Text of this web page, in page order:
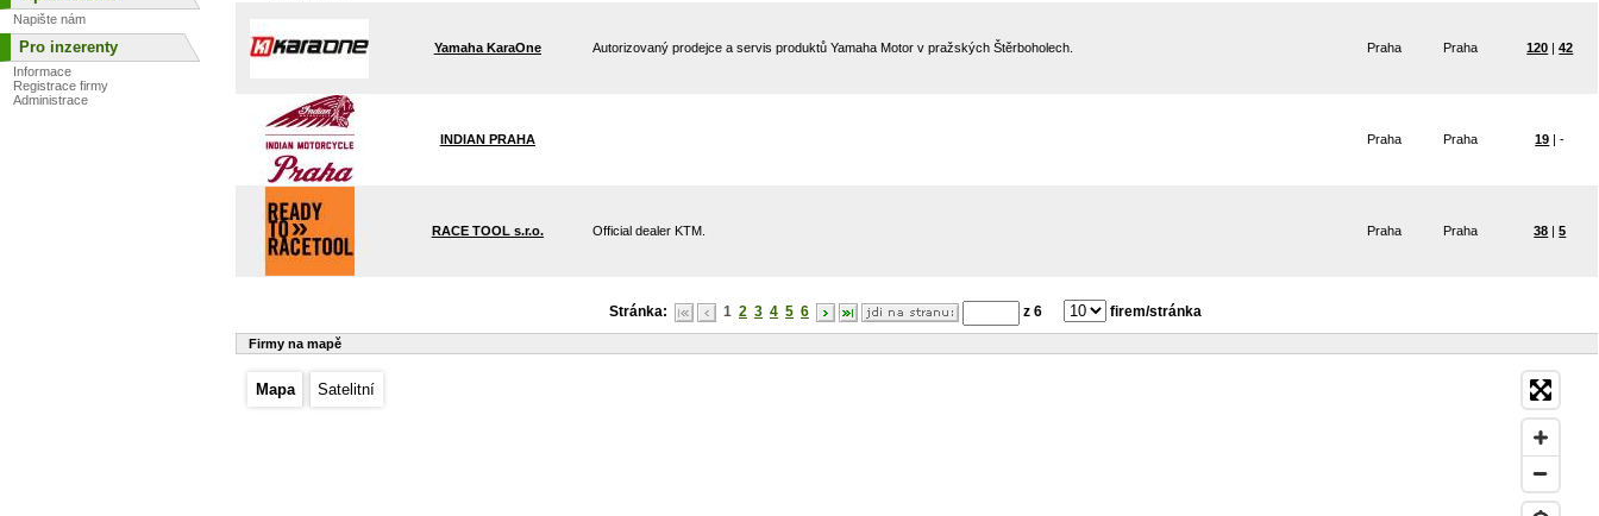
Yamaha KaraOne Autorizovaný prodejce a servis produktů Yamaha Motor v pražských Štěrboholech. Praha Praha 120 |42
INDIAN PRAHA Praha Praha 19 | -
RACE TOOL s.r.o. Official dealer KTM. Praha Praha 38 |5
Stránka: 1 2 3 4 5 6 z 6 firem/stránka
Firmy na mapě
Mapa Satelitní
Napište nám
Pro inzerenty
Informace
Registrace firmy
Administrace